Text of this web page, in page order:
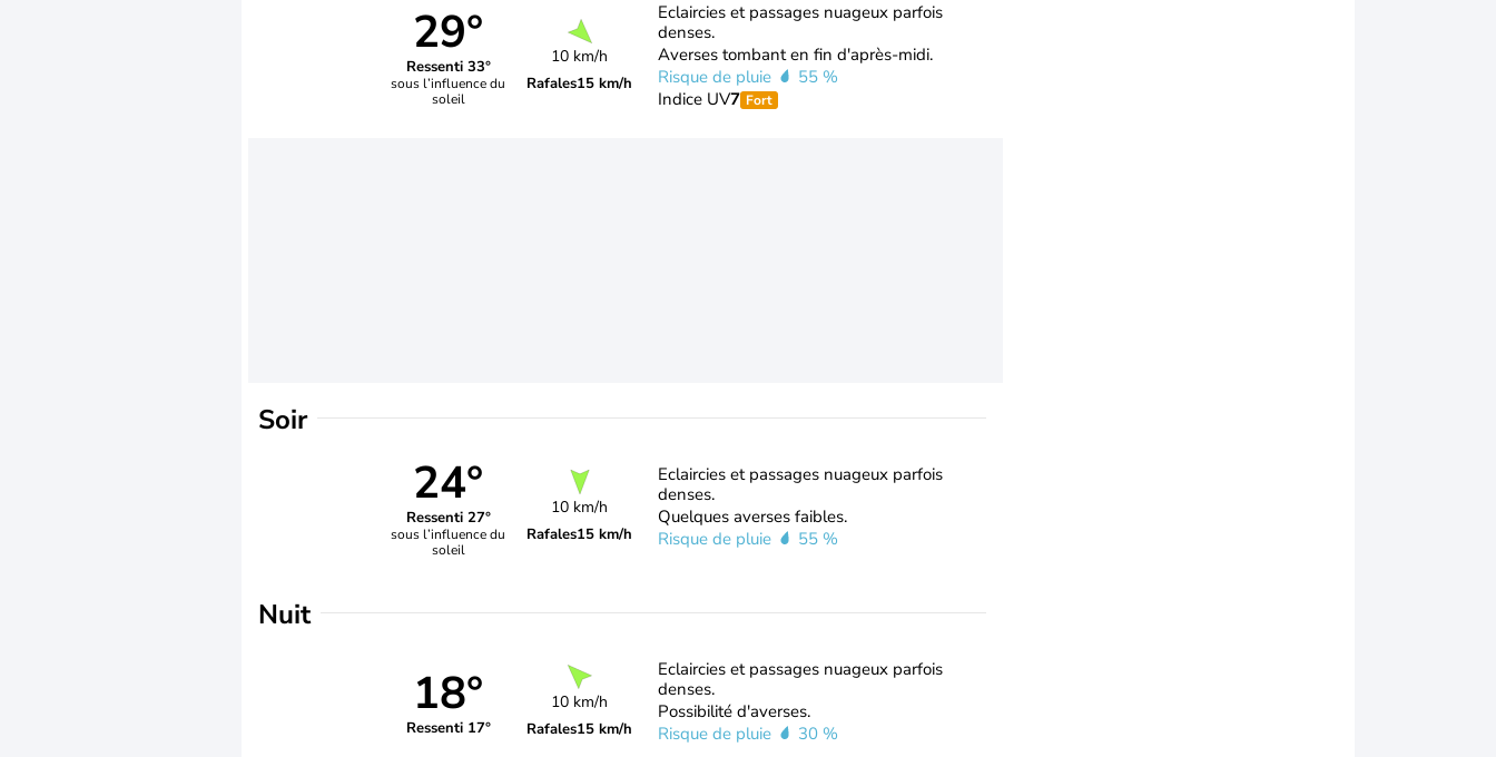
29°
Ressenti 33°
sous l’influence du
soleil
10 km/h
Rafales15 km/h
Eclaircies et passages nuageux parfois
denses.
Averses tombant en fin d'après-midi.
Risque de pluie
55 %
Indice UV7 Fort
Soir
24°
Ressenti 27°
sous l’influence du
soleil
10 km/h
Rafales15 km/h
Eclaircies et passages nuageux parfois
denses.
Quelques averses faibles.
Risque de pluie
55 %
Nuit
18°
Ressenti 17°
10 km/h
Rafales15 km/h
Eclaircies et passages nuageux parfois
denses.
Possibilité d'averses.
Risque de pluie
30 %